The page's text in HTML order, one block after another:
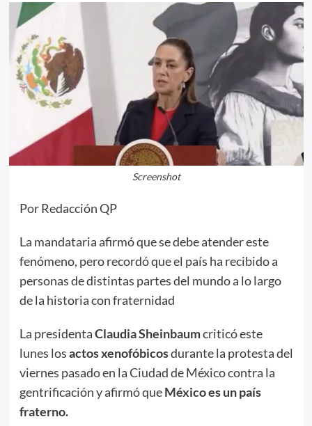
Screenshot
Por Redacción QP
La mandataria afirmó que se debe atender este
fenómeno, pero recordó que el país ha recibido a
personas de distintas partes del mundo a lo largo
de la historia con fraternidad
La presidentaClaudia Sheinbaumcriticó este
lunes losactos xenofóbicosdurante la protesta del
viernes pasado en la Ciudad de México contra la
gentrificación y afirmó queMéxico es un país
fraterno.